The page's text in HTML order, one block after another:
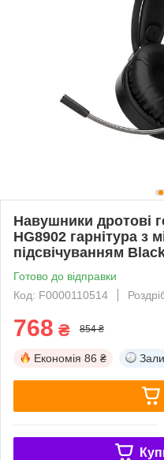
Навушники дротові
HG8902 гарнітура з
підсвічуванням
Готово до відправки
Код: F0000110514
768 ₴ 854 ₴
Економія 86 ₴